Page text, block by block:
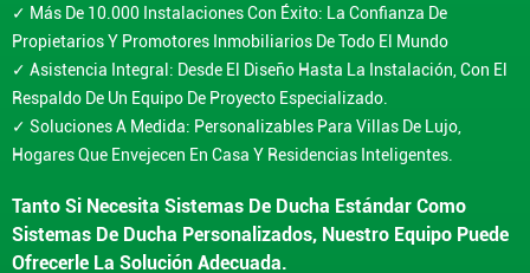
✓ Más De 10.000 Instalaciones Con Éxito: La Confianza De
Propietarios Y Promotores Inmobiliarios De Todo El Mundo
✓ Asistencia Integral: Desde El Diseño Hasta La Instalación, Con El
Respaldo De Un Equipo De Proyecto Especializado.
✓ Soluciones A Medida: Personalizables Para Villas De Lujo,
Hogares Que Envejecen En Casa Y Residencias Inteligentes.
Tanto Si Necesita Sistemas De Ducha Estándar Como
Sistemas De Ducha Personalizados, Nuestro Equipo Puede
Ofrecerle La Solución Adecuada.